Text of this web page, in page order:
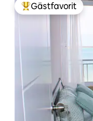
Populär gästfavorit
Gästfavorit